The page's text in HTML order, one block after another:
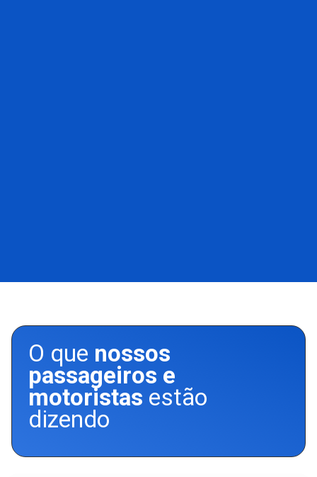
O que nossos
passageiros e
motoristas estão
dizendo